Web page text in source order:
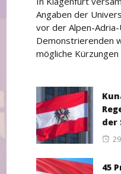
Angaben der
vor der Alpen-
Demonstrierenden
mögliche
der
45